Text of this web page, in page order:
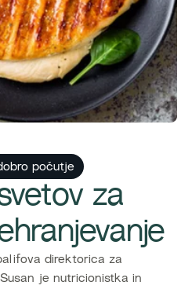
počutje
za
direktorica za
je nutricionistka in